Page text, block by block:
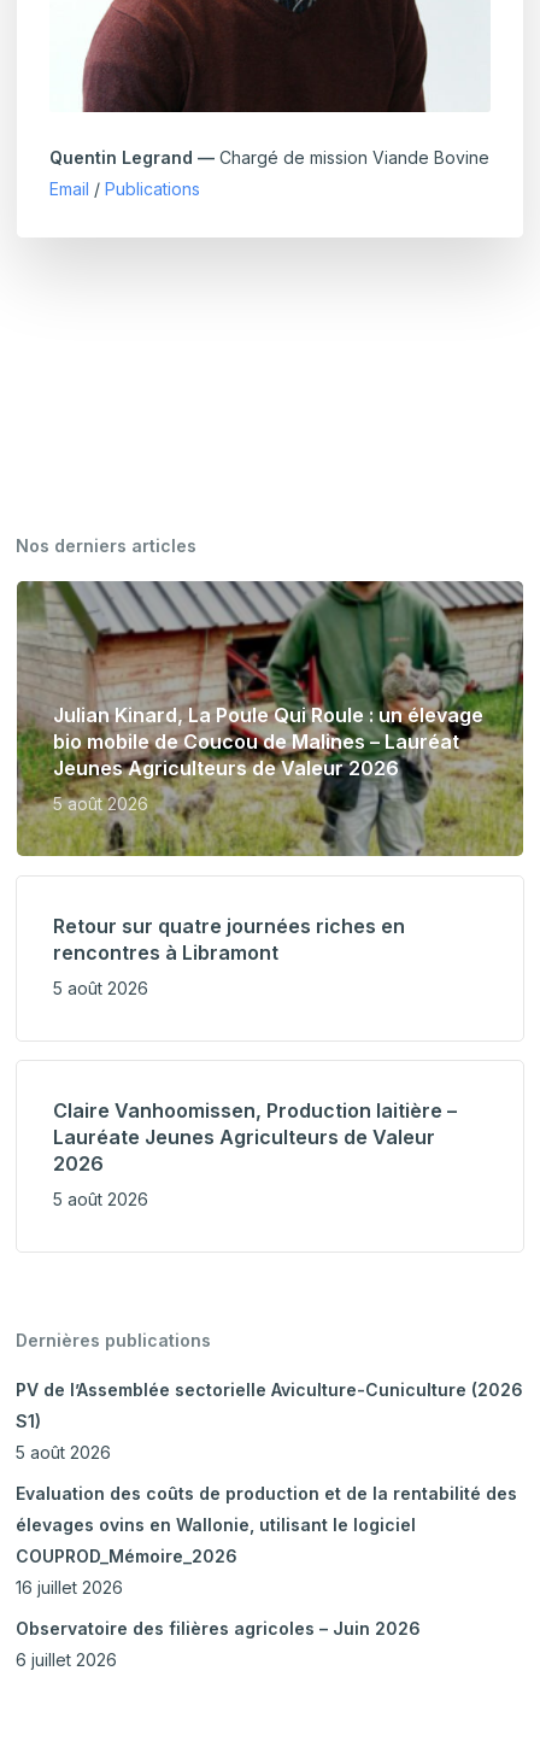
Quentin Legrand —Chargé de mission Viande Bovine
Email / Publications
Nos derniers articles
Julian Kinard, La Poule Qui Roule : un élevage
bio mobile de Coucou de Malines – Lauréat
Jeunes Agriculteurs de Valeur 2026
5 août 2026
Retour sur quatre journées riches en
rencontres à Libramont
5 août 2026
Claire Vanhoomissen, Production laitière –
Lauréate Jeunes Agriculteurs de Valeur
2026
5 août 2026
Dernières publications
PV de l’Assemblée sectorielle Aviculture-Cuniculture (2026
S1)
5 août 2026
Evaluation des coûts de production et de la rentabilité des
élevages ovins en Wallonie, utilisant le logiciel
COUPROD_Mémoire_2026
16 juillet 2026
Observatoire des filières agricoles – Juin 2026
6 juillet 2026